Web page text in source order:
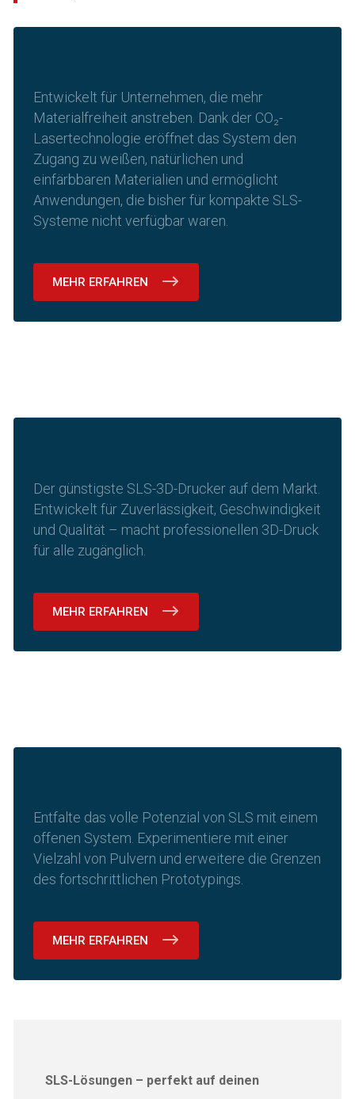
Entwickelt für Unternehmen, die mehr
Materialfreiheit anstreben. Dank der CO₂-
Lasertechnologie eröffnet das System den
Zugang zu weißen, natürlichen und
einfärbbaren Materialien und ermöglicht
Anwendungen, die bisher für kompakte SLS-
Systeme nicht verfügbar waren.
MEHR ERFAHREN
Der günstigste SLS-3D-Drucker auf dem Markt.
Entwickelt für Zuverlässigkeit, Geschwindigkeit
und Qualität – macht professionellen 3D-Druck
für alle zugänglich.
MEHR ERFAHREN
Entfalte das volle Potenzial von SLS mit einem
offenen System. Experimentiere mit einer
Vielzahl von Pulvern und erweitere die Grenzen
des fortschrittlichen Prototypings.
MEHR ERFAHREN
SLS-Lösungen – perfekt auf deinen